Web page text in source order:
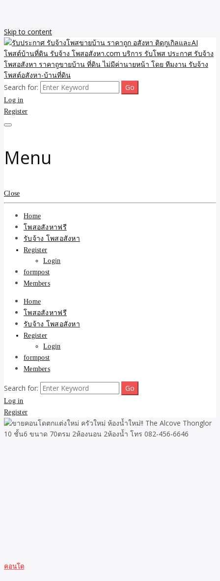
Skip to content
รับประกาศ รับจ้างโพสขาย
บ้าน ราคาถูก อสังหา ติดกู
รับจ้าง โพสอสังหา.com
บริการ รับโพส ประกาศ
รับจ้างโพสอสังหา ราคาถู
ขายบ้าน ที่ดิน ไม่มีค่านาย
หน้า โดย ทีมงาน รับจ้าง
โพสต์อสังหา-บ้านที่ดิน
รับจ้างโพสขายบ้าน ราคาถูก ประกาศ ขายอสังหา โฆษณา ไม่มีค่านาย
หน้า โพสอสังหา รับจ้างโพสขายบ้านบริการ รับจ้างโพสอสังหา ราคาถูก
ขายบ้าน ขายที่ดิน เว็บประกาศ โพส โฆษณา ลงประกาศฟรี
Search for:
Log in
Register
Menu
Close
Home
โพสอสังหาฟรี
รับจ้าง โพสอสังหา
Register
Login
formpost
Members
Home
โพสอสังหาฟรี
รับจ้าง โพสอสังหา
Register
Login
formpost
Members
Search for:
Log in
Register
คอนโด